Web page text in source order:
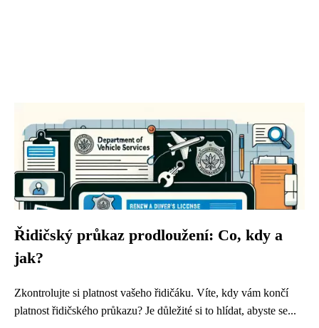
Řidičský průkaz prodloužení: Co, kdy a
jak?
Zkontrolujte si platnost vašeho řidičáku. Víte, kdy vám končí
platnost řidičského průkazu? Je důležité si to hlídat, abyste se...